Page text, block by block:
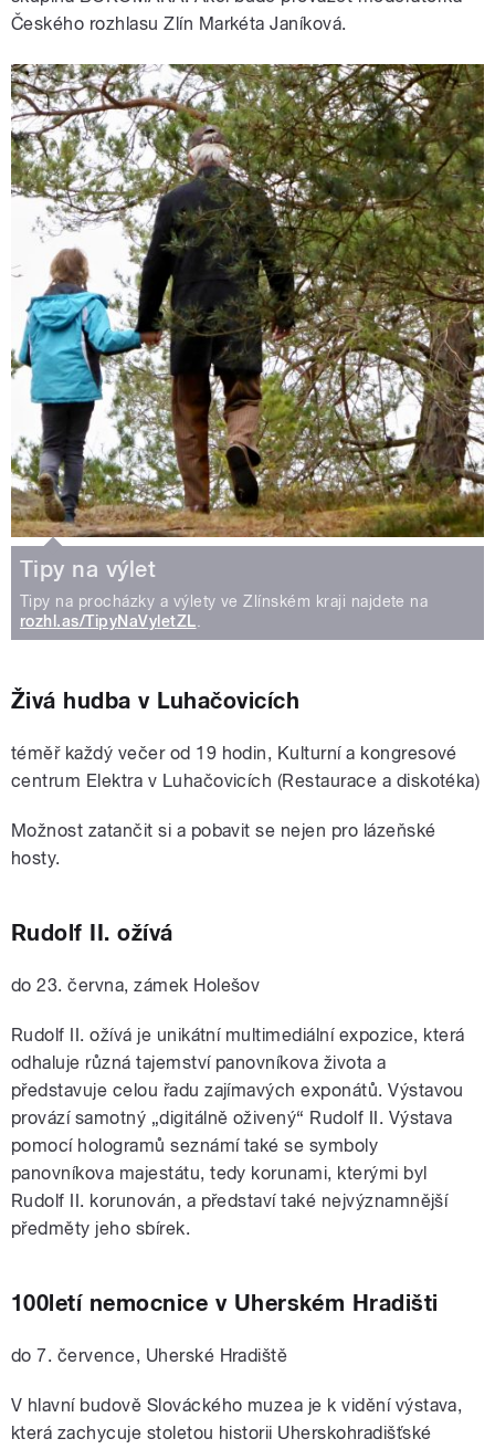
Českého rozhlasu Zlín Markéta Janíková.
Tipy na výlet
Tipy na procházky a výlety ve Zlínském kraji najdete na
rozhl.as/TipyNaVyletZL
Živá hudba v Luhačovicích
téměř každý večer od 19 hodin, Kulturní a kongresové
centrum Elektra v Luhačovicích (Restaurace a diskotéka)
Možnost zatančit si a pobavit se nejen pro lázeňské
hosty.
Rudolf II. ožívá
do 23. června, zámek Holešov
Rudolf II. ožívá je unikátní multimediální expozice, která
odhaluje různá tajemství panovníkova života a
představuje celou řadu zajímavých exponátů. Výstavou
provází samotný „digitálně oživený“ Rudolf II. Výstava
pomocí hologramů seznámí také se symboly
panovníkova majestátu, tedy korunami, kterými byl
Rudolf II. korunován, a představí také nejvýznamnější
předměty jeho sbírek.
100letí nemocnice v Uherském Hradišti
do 7. července, Uherské Hradiště
V hlavní budově Slováckého muzea je k vidění výstava,
která zachycuje stoletou historii Uherskohradišťské